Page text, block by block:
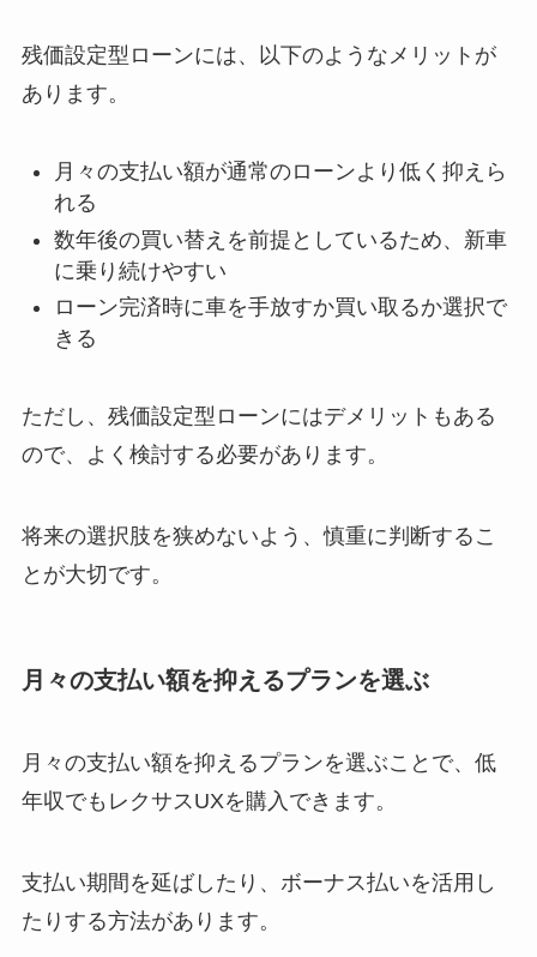
残価設定型ローンには、以下のようなメリットが
あります。
月々の支払い額が通常のローンより低く抑えら
れる
数年後の買い替えを前提としているため、新車
に乗り続けやすい
ローン完済時に車を手放すか買い取るか選択で
きる
ただし、残価設定型ローンにはデメリットもある
ので、よく検討する必要があります。
将来の選択肢を狭めないよう、慎重に判断するこ
とが大切です。
月々の支払い額を抑えるプランを選ぶ
月々の支払い額を抑えるプランを選ぶことで、低
年収でもレクサスUXを購入できます。
支払い期間を延ばしたり、ボーナス払いを活用し
たりする方法があります。